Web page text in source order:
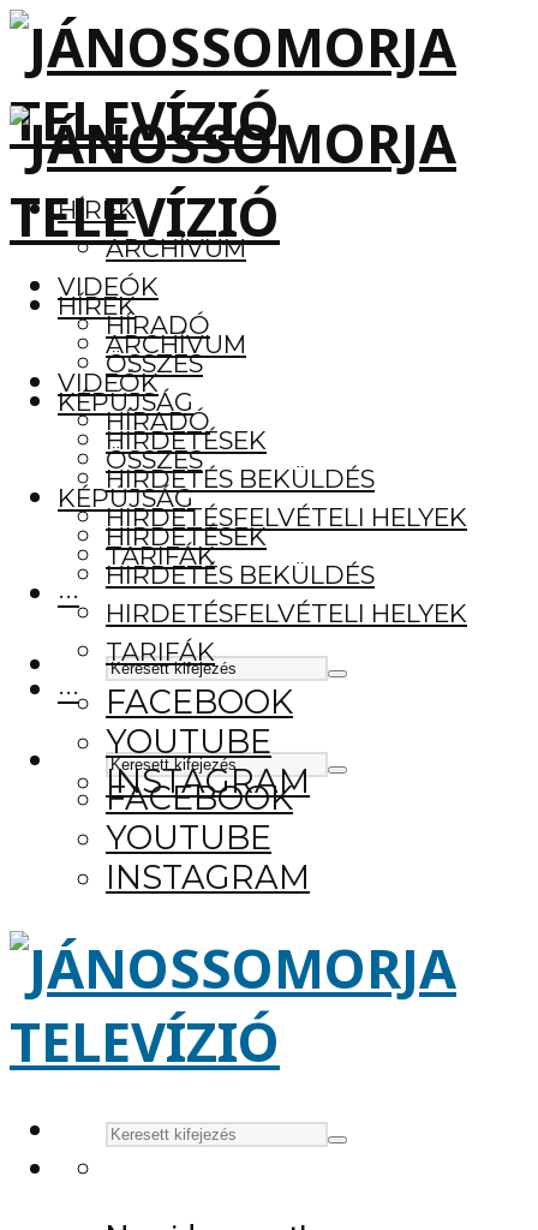
HÍREK
ARCHÍVUM
VIDEÓK
HÍRADÓ
ÖSSZES
KÉPÚJSÁG
HIRDETÉSEK
HIRDETÉS BEKÜLDÉS
HIRDETÉSFELVÉTELI HELYEK
TARIFÁK
···
FACEBOOK
YOUTUBE
INSTAGRAM
HÍREK
ARCHÍVUM
VIDEÓK
HÍRADÓ
ÖSSZES
KÉPÚJSÁG
HIRDETÉSEK
HIRDETÉS BEKÜLDÉS
HIRDETÉSFELVÉTELI HELYEK
TARIFÁK
···
FACEBOOK
YOUTUBE
INSTAGRAM